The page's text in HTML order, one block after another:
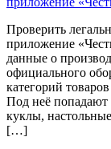
Проверить
приложение
данные о
официального
категорий
Под неё попадают
куклы,
[…]